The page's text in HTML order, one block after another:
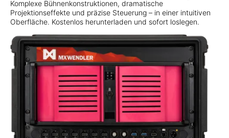
Komplexe Bühnenkonstruktionen, dramatische
Projektionseffekte und präzise Steuerung – in einer intuitiven
Oberfläche. Kostenlos herunterladen und sofort loslegen.